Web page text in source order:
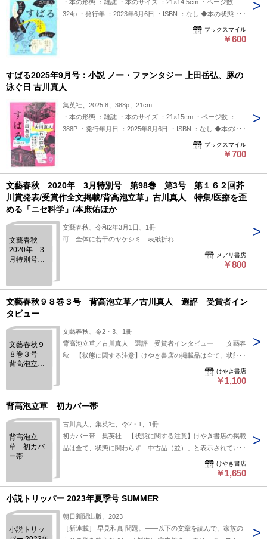
・本の形態 ：雑誌 ・本のサイズ ：21×14.5cm ・ページ数 :
324p ・発行年 ：2023年6月6日 ・ISBN ：なし ◆本の状態：
ブックスマイル
￥600
すばる2025年9月号：小説 ノー・ファンタジー 上田岳弘、豚の
泳ぐ日 古川真人
集英社、2025.8、388p、21cm
・本の形態 ：雑誌 ・本のサイズ ：21×15cm ・ページ数 ：
388P ・発行年月日 ：2025年8月6日 ・ISBN ：なし ◆本の状
ブックスマイル
￥700
文藝春秋 2020年 3月特別号 第98巻 第3号 第１６２回芥
川賞発表/受賞作全文掲載/背高泡立草」古川真人 特集/医療を歪
める「ニセ科学」/本庶佑ほか
文藝春秋
2020年 3
月特別号
２回芥川賞
発表/受賞作
全文掲載/背
高泡立草」
古川真人
歪める「ニ
セ科学」/本
庶佑ほか
文藝春秋、令和2年3月1日、1冊
可 全体に若干のヤケシミ 表紙折れ
メアリ書房
￥800
文藝春秋９８巻３号 背高泡立草／古川真人 選評 受賞者イン
タビュー
文藝春秋９
８巻３号
背高泡立草
受賞者イン
タビュー
文藝春秋、令2・3、1冊
背高泡立草／古川真人 選評 受賞者インタビュー 文藝春
秋 【状態に関する注意】けやき書店の掲載品は全て、状態に
関わらず「中古品（並）」と表示されています。「日本の古本
屋」は６段階の「状態」表記が必須となりましたが、当店の扱
な）為、状態欄の「中古品（並）」という表現は考慮にいれな
考にして下さい。状態表記の無いものは特に問題なく良好とお
考え下さい。:
けやき書店
￥1,100
背高泡立草 初カバー帯
背高泡立
草 初カバ
ー帯
古川真人、集英社、令2・1、1冊
初カバー帯 集英社 【状態に関する注意】けやき書店の掲載
品は全て、状態に関わらず「中古品（並）」と表示されていま
す。「日本の古本屋」は６段階の「状態」表記が必須となりま
したが、当店の扱う商品の特質上、状態の簡易な区分けは適切
現は考慮にいれないで下さい。痛みなどの瑕疵につきまして
に問題なく良好とお考え下さい。:
けやき書店
￥1,650
小説トリッパー 2023年夏季号 SUMMER
小説トリッ
朝日新聞出版、2023
［新連載］ 早見和真 問題。――以下の文章を読んで、家族の